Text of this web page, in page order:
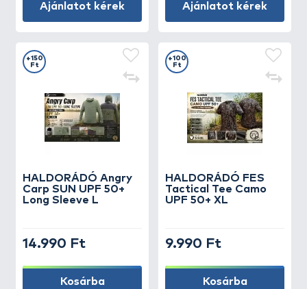
Ajánlatot kérek Ajánlatot kérek
HALDORÁDÓ Angry
Carp SUN UPF 50+
Long Sleeve L
+150
Ft
14.990 Ft
Kosárba
HALDORÁDÓ FES
Tactical Tee Camo
UPF 50+ XL
+100
Ft
9.990 Ft
Kosárba